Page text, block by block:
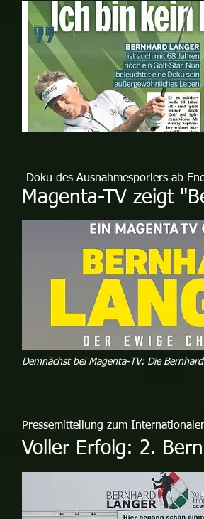
Doku des Ausnahmesporlers ab
Magenta-TV zeigt
Demnächst bei Magenta-TV: Die
Pressemitteilung zum
Voller Erfolg: 2.